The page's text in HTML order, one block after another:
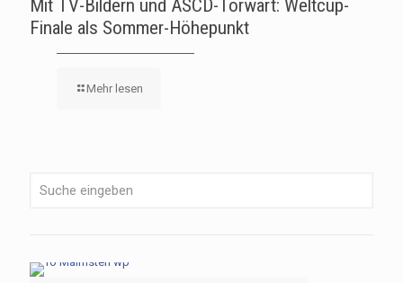
Mit TV-Bildern und ASCD-Torwart: Weltcup-
Finale als Sommer-Höhepunkt
Mehr lesen